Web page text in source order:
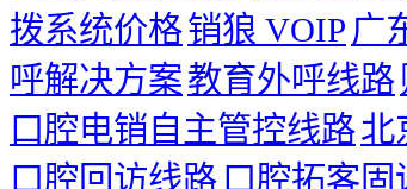
拨系统价格销狼 VOIP 广
呼解决方案教育外呼线路
口腔电销自主管控线路北
口腔回访线路 口腔拓客固